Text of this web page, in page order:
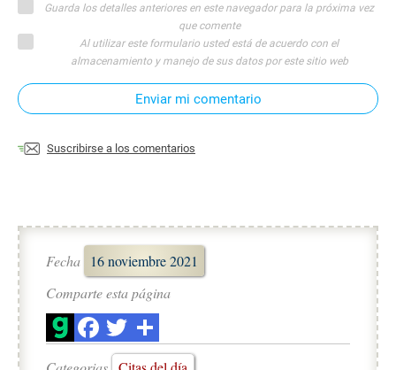
Guarda los detalles anteriores en este navegador para la próxima vez
que comente
Al utilizar este formulario usted está de acuerdo con el
almacenamiento y manejo de sus datos por este sitio web
Enviar mi comentario
Suscribirse a los comentarios
Fecha
16 noviembre 2021
Comparte esta página